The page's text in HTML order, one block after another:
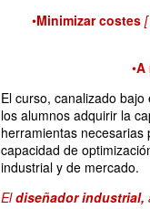
•Minimizar costes
•A
El curso, canalizado
los alumnos adquirir la
herramientas
capacidad de
industrial y de mercado.
Eldiseñador industrial,